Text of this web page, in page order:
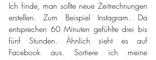
Ich finde, man sollte neue Zeitrechnungen
erstellen. Zum Beispiel Instagram. Da
entsprechen 60 Minuten gefühlte drei bis
fünf Stunden. Ähnlich sieht es auf
Facebook aus. Sortiere ich meine